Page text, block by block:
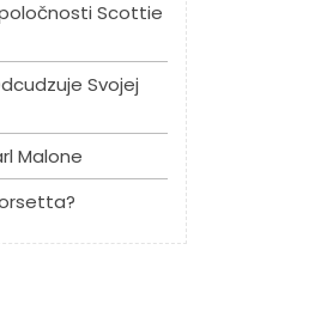
Scottie
Svojej
Malone